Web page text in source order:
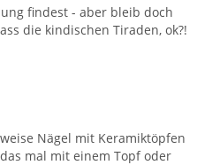
findest - aber bleib doch
die kindischen Tiraden, ok?!
Nägel mit Keramiktöpfen
mal mit einem Topf oder